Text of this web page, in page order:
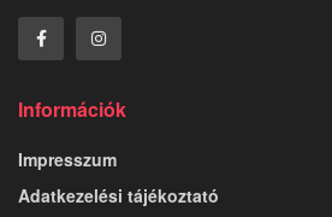
Információk
Impresszum
Adatkezelési tájékoztató